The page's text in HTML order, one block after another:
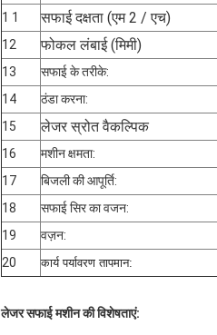
1 1
सफाई दक्षता (एम 2 / एच)
12
फोकल लंबाई (मिमी)
13
सफाई के तरीके:
14
ठंडा करना:
15
लेजर स्रोत वैकल्पिक
16
मशीन क्षमता:
17
बिजली की आपूर्ति:
18
सफाई सिर का वजन:
19
वज़न:
20
कार्य पर्यावरण तापमान:
लेजर सफाई मशीन की विशेषताएं: